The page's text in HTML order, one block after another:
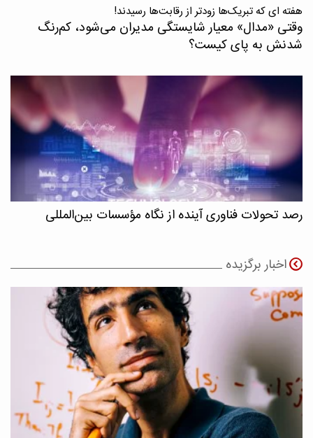
هفته ای که تبریک‌ها زودتر از رقابت‌ها رسیدند!
وقتی «مدال‌» معیار شایستگی مدیران می‌شود، کم‌رنگ
شدنش به پای کیست؟
رصد تحولات فناوری آینده از نگاه مؤسسات بین‌المللی
اخبار برگزیده